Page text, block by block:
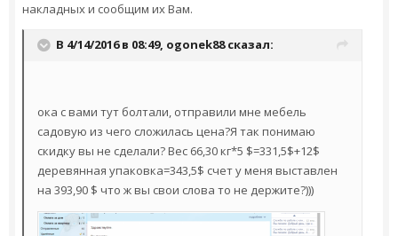
накладных и сообщим их Вам.
В 4/14/2016 в 08:49, ogonek88сказал:
ока с вами тут болтали, отправили мне мебель
садовую из чего сложилась цена?Я так понимаю
скидку вы не сделали? Вес 66,30 кг*5 $=331,5$+12$
деревянная упаковка=343,5$ счет у меня выставлен
на 393,90 $ что ж вы свои слова то не держите?)))